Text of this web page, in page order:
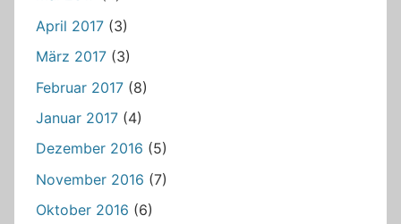
April 2017 (3)
März 2017 (3)
Februar 2017 (8)
Januar 2017 (4)
Dezember 2016 (5)
November 2016 (7)
Oktober 2016 (6)